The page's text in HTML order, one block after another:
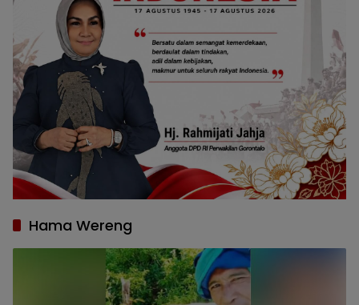
Hama Wereng